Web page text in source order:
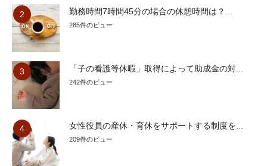
勤務時間7時間45分の場合の休憩時間は？...
285件のビュー
「子の看護等休暇」取得によって助成金の対...
242件のビュー
女性役員の産休・育休をサポートする制度を...
209件のビュー